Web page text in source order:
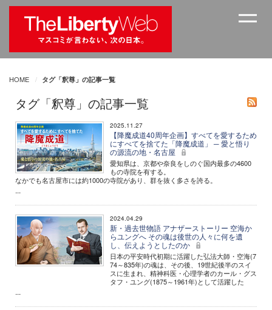
HOME タグ「釈尊」の記事一覧
タグ「釈尊」の記事一覧
2025.11.27
【降魔成道40周年企画】すべてを愛するため
にすべてを捨てた「降魔成道」 ─ 愛と悟り
の源流の地・名古屋
愛知県は、京都や奈良をしのぐ国内最多の4600
もの寺院を有する。
なかでも名古屋市には約1000の寺院があり、群を抜く多さを誇る。
...
2024.04.29
新・過去世物語 アナザーストーリー 空海か
らユングへ その魂は後世の人々に何を遺
し、伝えようとしたのか
日本の平安時代初期に活躍した弘法大師・空海(7
74～835年)の魂は、その後、19世紀後半のスイ
スに生まれ、精神科医・心理学者のカール・グス
タフ・ユング(1875～1961年)として活躍した
...